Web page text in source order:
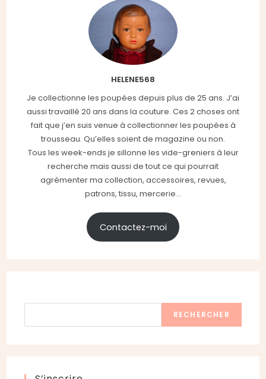
HELENE568
Je collectionne les poupées depuis plus de 25 ans. J’ai
aussi travaillé 20 ans dans la couture. Ces 2 choses ont
fait que j’en suis venue à collectionner les poupées à
trousseau. Qu’elles soient de magazine ou non.
Tous les week-ends je sillonne les vide-greniers à leur
recherche mais aussi de tout ce qui pourrait
agrémenter ma collection, accessoires, revues,
patrons, tissu, mercerie...
Contactez-moi
RECHERCHER